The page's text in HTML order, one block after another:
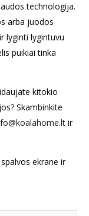
technologija.
arba juodos
lyginti lygintuvu
puikiai tinka
kitokio
Skambinkite
ir
ekrane ir